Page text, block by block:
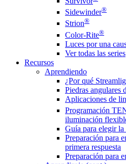
Sidewinder®
Strion®
Color-Rite®
Luces por una
Ver todas las series
Recursos
Aprendiendo
¿Por qué
Piedras angulares
Aplicaciones de
Programación
iluminación
Guía para elegir la
Preparación para
primera respuesta
Preparación para